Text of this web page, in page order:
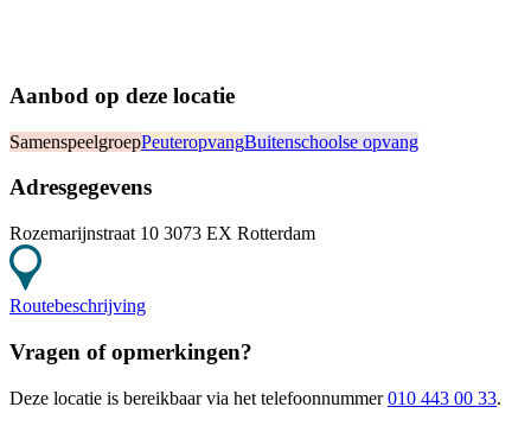
Aanbod op deze locatie
SamenspeelgroepPeuteropvangBuitenschoolse opvang
Adresgegevens
Rozemarijnstraat 10 3073 EX Rotterdam
Routebeschrijving
Vragen of opmerkingen?
Deze locatie is bereikbaar via het telefoonnummer 010 443 00 33.